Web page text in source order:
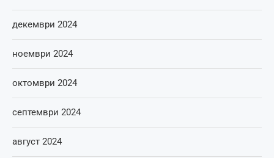
декември 2024
ноември 2024
октомври 2024
септември 2024
август 2024